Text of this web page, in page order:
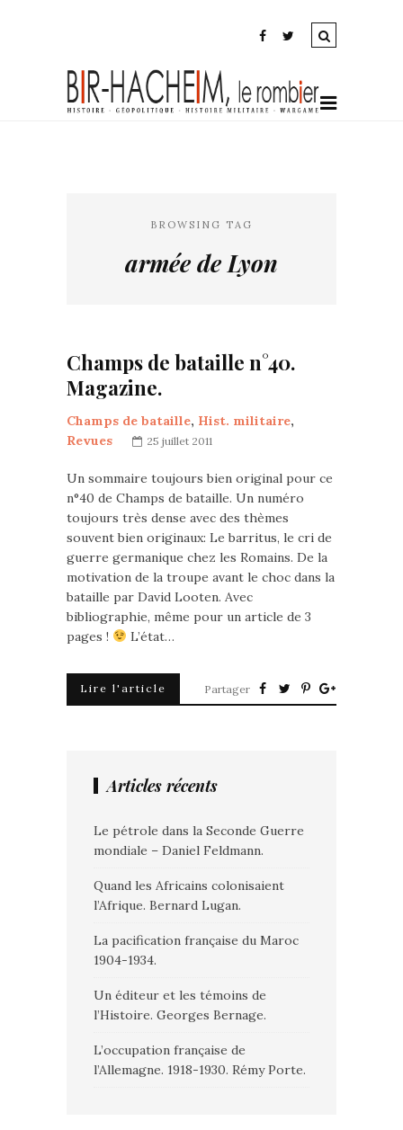
BROWSING TAG
armée de Lyon
Champs de bataille n°40.
Magazine.
Champs de bataille, Hist. militaire,
Revues
25 juillet 2011
Un sommaire toujours bien original pour ce
n°40 de Champs de bataille. Un numéro
toujours très dense avec des thèmes
souvent bien originaux: Le barritus, le cri de
guerre germanique chez les Romains. De la
motivation de la troupe avant le choc dans la
bataille par David Looten. Avec
bibliographie, même pour un article de 3
pages !
L’état…
Lire l'article Partager
Articles récents
Le pétrole dans la Seconde Guerre
mondiale – Daniel Feldmann.
Quand les Africains colonisaient
l’Afrique. Bernard Lugan.
La pacification française du Maroc
1904-1934.
Un éditeur et les témoins de
l’Histoire. Georges Bernage.
L’occupation française de
l’Allemagne. 1918-1930. Rémy Porte.